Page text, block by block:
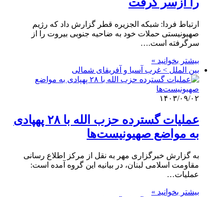
ارتباط فردا: شبکه الجزیره قطر گزارش داد که رژیم
صهیونیستی حملات خود به ضاحیه جنوبی بیروت را از
سرگرفته است.…
بیشتر بخوانید »
بین الملل > غرب آسیا و آفریقای شمالی
۱۴۰۳/۰۹/۰۲
عملیات گسترده حزب الله با ۲۸ پهپادی
به مواضع صهیونیست‌ها
به گزارش خبرگزاری مهر به نقل از مرکز اطلاع رسانی
مقاومت اسلامی لبنان، در بیانیه این گروه آمده است:
عملیات…
بیشتر بخوانید »